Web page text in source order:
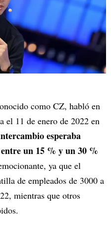
como CZ, habló en
el 11 de enero de 2022 en
esperaba
un 15 % y un 30 %
ya que el
de empleados de 3000 a
mientras que otros